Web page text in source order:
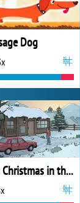
Dog
Last Christmas in the Cabin